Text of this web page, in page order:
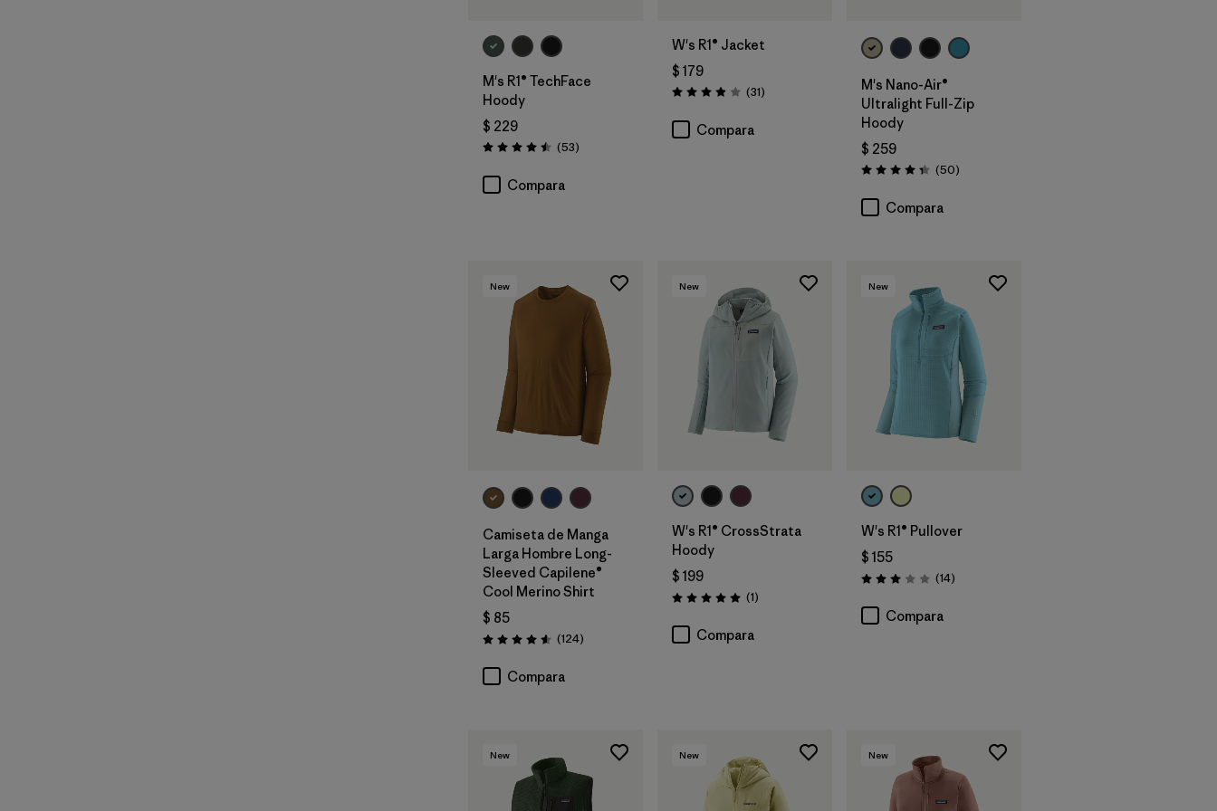
M's R1® TechFace
Hoody
$ 229
Valoración: 4.5 / 5
(53Comentarios
)
Compara
W's R1® Jacket
$ 179
Valoración: 3.9 / 5
(31Comentarios
)
Compara
M's Nano-Air®
Ultralight Full-Zip
Hoody
$ 259
Valoración: 4.3 / 5
(50Comentarios
)
Compara
New
Camiseta de Manga
Larga Hombre Long-
Sleeved Capilene®
Cool Merino Shirt
$ 85
Valoración: 4.6 / 5
(124Comentarios
)
Compara
New
W's R1® CrossStrata
Hoody
$ 199
Valoración: 5.0 / 5
(1Comentarios
)
Compara
New
W's R1® Pullover
$ 155
Valoración: 3.0 / 5
(14Comentarios
)
Compara
New New New